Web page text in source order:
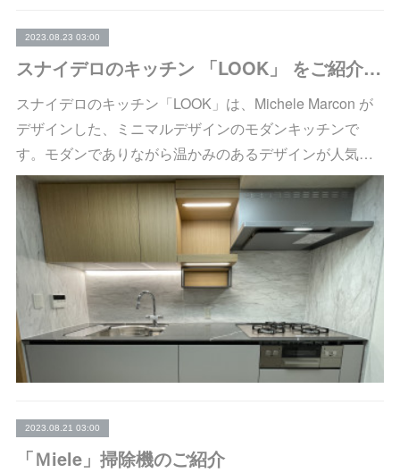
2023.08.23 03:00
スナイデロのキッチン 「LOOK」 をご紹介します
スナイデロのキッチン「LOOK」は、Michele Marcon が
デザインした、ミニマルデザインのモダンキッチンで
す。モダンでありながら温かみのあるデザインが人気…
2023.08.21 03:00
「Ｍiele」掃除機のご紹介